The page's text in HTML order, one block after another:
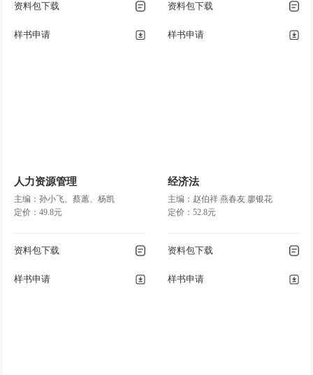
资料包下载
样书申请
资料包下载
样书申请
人力资源管理
主编：孙小飞、蔡蕙、杨凯
定价：49.8元
资料包下载
样书申请
经济法
主编：赵伯祥 燕春友 廖银花
定价：52.8元
资料包下载
样书申请